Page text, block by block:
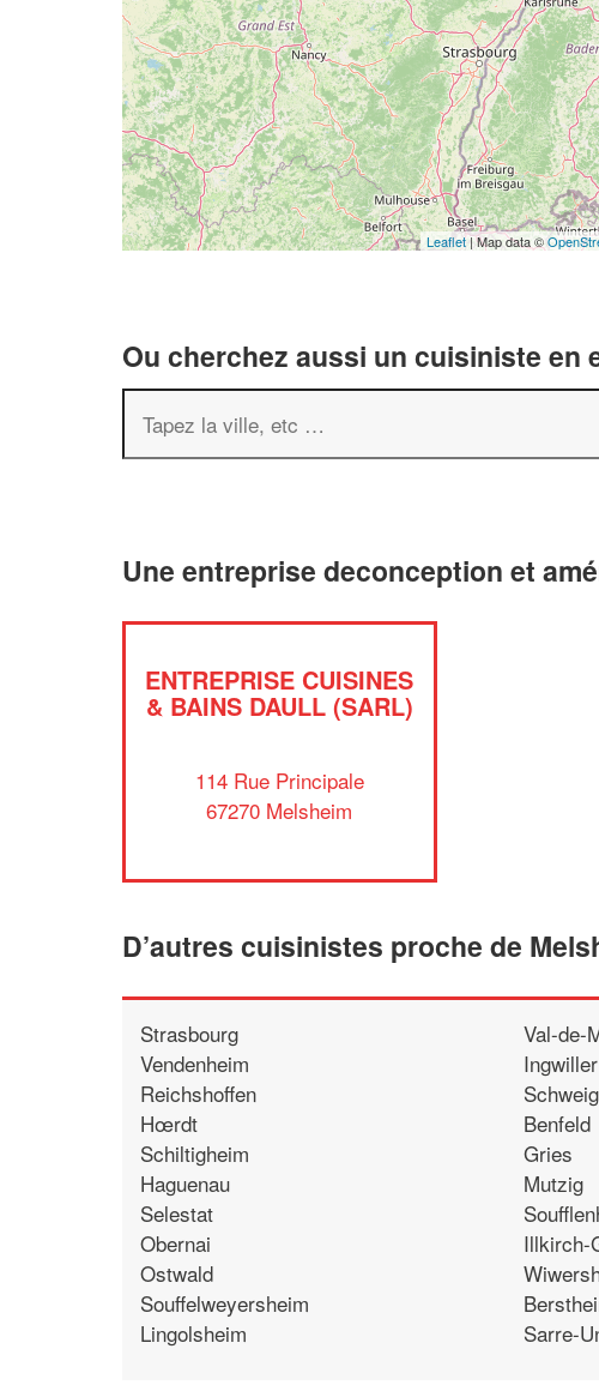
Leaflet| Map data ©
Ou cherchez aussi un cuisiniste
Une entreprise deconception et
ENTREPRISE CUISINES
& BAINS DAULL (SARL)
114 Rue Principale
67270 Melsheim
D’autres cuisinistes proche de
Strasbourg
Vendenheim
Reichshoffen
Hœrdt
Schiltigheim
Haguenau
Selestat
Obernai
Ostwald
Souffelweyersheim
Lingolsheim
Val-de-
Ingwiller
Benfeld
Gries
Mutzig
Illkirch-
Sarre-